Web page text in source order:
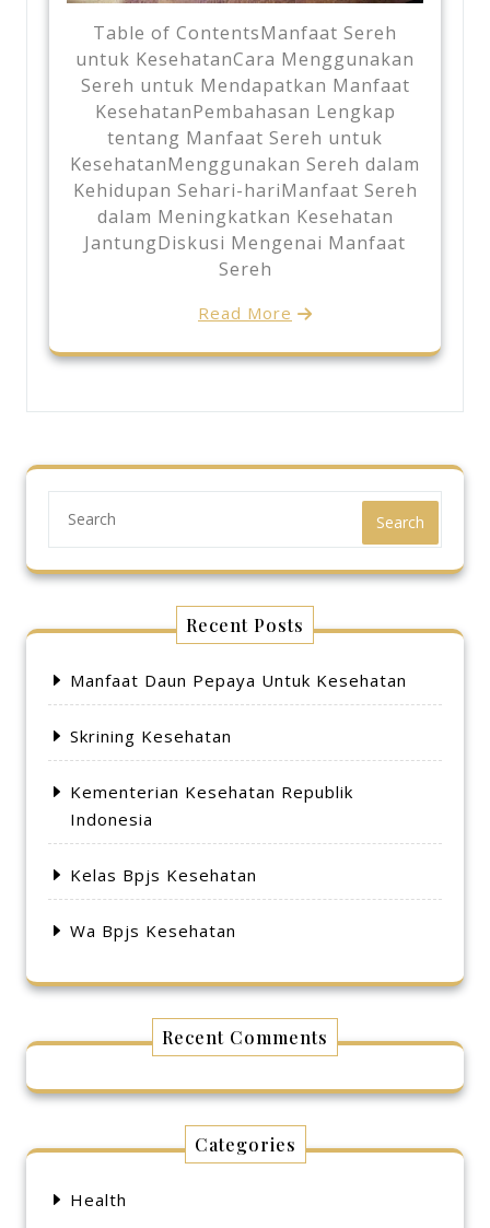
Table of ContentsManfaat Sereh
untuk KesehatanCara Menggunakan
Sereh untuk Mendapatkan Manfaat
KesehatanPembahasan Lengkap
tentang Manfaat Sereh untuk
KesehatanMenggunakan Sereh dalam
Kehidupan Sehari-hariManfaat Sereh
dalam Meningkatkan Kesehatan
JantungDiskusi Mengenai Manfaat
Sereh
Read More
Search
Recent Posts
Manfaat Daun Pepaya Untuk Kesehatan
Skrining Kesehatan
Kementerian Kesehatan Republik
Indonesia
Kelas Bpjs Kesehatan
Wa Bpjs Kesehatan
Recent Comments
Categories
Health